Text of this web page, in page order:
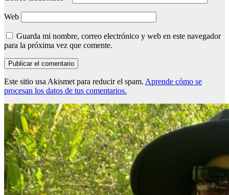
Web
Guarda mi nombre, correo electrónico y web en este navegador
para la próxima vez que comente.
Este sitio usa Akismet para reducir el spam. Aprende cómo se
procesan los datos de tus comentarios.